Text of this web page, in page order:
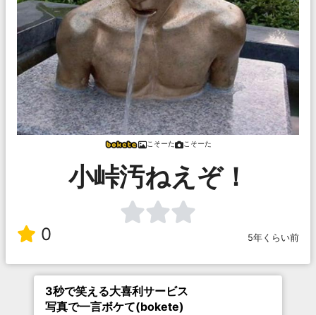
こそーた こそーた
小峠汚ねえぞ！
0 5年くらい前
3秒で笑える大喜利サービス
写真で一言ボケて(bokete)